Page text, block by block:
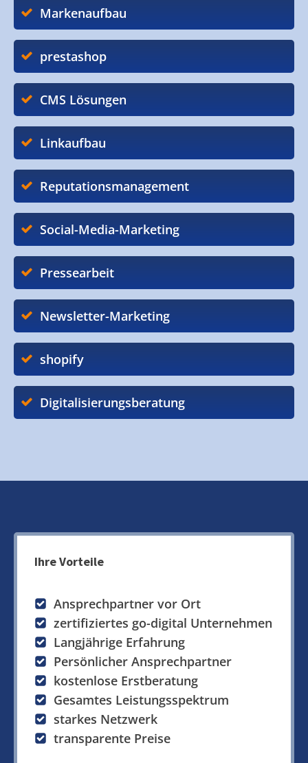
Markenaufbau
prestashop
CMS Lösungen
Linkaufbau
Reputationsmanagement
Social-Media-Marketing
Pressearbeit
Newsletter-Marketing
shopify
Digitalisierungsberatung
Ihre Vorteile
Ansprechpartner vor Ort
zertifiziertes go-digital Unternehmen
Langjährige Erfahrung
Persönlicher Ansprechpartner
kostenlose Erstberatung
Gesamtes Leistungsspektrum
starkes Netzwerk
transparente Preise